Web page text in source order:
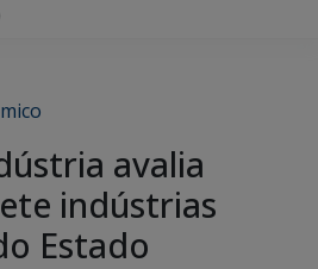
avalia
indústrias
Estado